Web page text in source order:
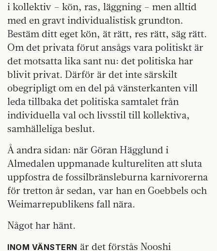
i kollektiv – kön, ras, läggning – men alltid
med en gravt individualistisk grundton.
Bestäm ditt eget kön, ät rätt, res rätt, säg rätt.
Om det privata förut ansågs vara politiskt är
det motsatta lika sant nu: det politiska har
blivit privat. Därför är det inte särskilt
obegripligt om en del på vänsterkanten vill
leda tillbaka det politiska samtalet från
individuella val och livsstil till kollektiva,
samhälleliga beslut.
Å andra sidan: när Göran Hägglund i
Almedalen uppmanade kultureliten att sluta
uppfostra de fossilbränsleburna karnivorerna
för tretton år sedan, var han en Goebbels och
Weimarrepublikens fall nära.
Något har hänt.
INOM VÄNSTERN är det förstås Nooshi